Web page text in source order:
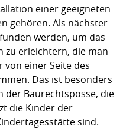
einer geeigneten
gehören. Als nächster
werden, um das
zu erleichtern, die man
von einer Seite des
Das ist besonders
der Baurechtsposse, die
die Kinder der
sind.